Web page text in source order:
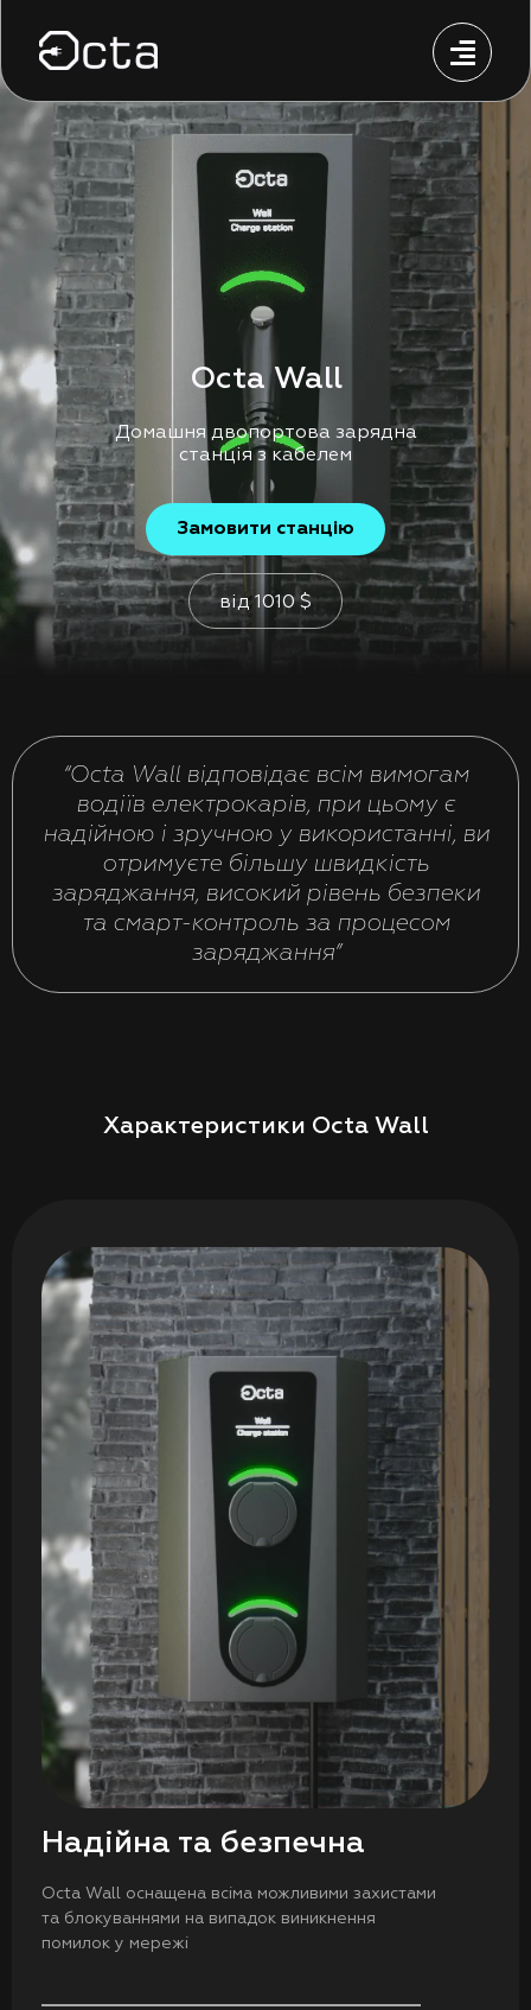
Octa Wall
Домашня двопортова зарядна
станція з кабелем
Замовити станцію
від 1010$
“Octa Wall відповідає всім вимогам
водіїв електрокарів, при цьому є
надійною і зручною у використанні, ви
отримуєте більшу швидкість
заряджання, високий рівень безпеки
та смарт-контроль за процесом
заряджання”
Характеристики Octa Wall
Надійна та безпечна
Octa Wall оснащена всіма можливими захистами
та блокуваннями на випадок виникнення
помилок у мережі